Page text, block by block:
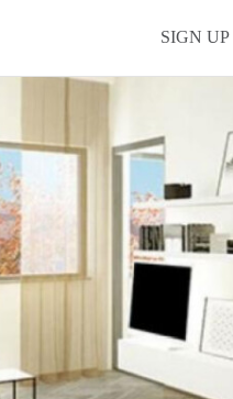
SIGN UP